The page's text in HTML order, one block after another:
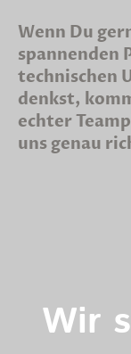
Wenn Du
spannenden
technischen
denkst,
echter
uns genau
Wir